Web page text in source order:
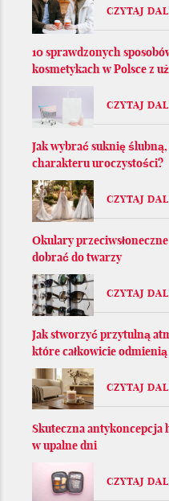
CZYTAJ
10 sprawdzonych
kosmetykach w Polsce z
CZYTAJ
Jak wybrać suknię
charakteru uroczystości?
CZYTAJ
Okulary
dobrać do twarzy
CZYTAJ
Jak stworzyć przytulną
które całkowicie
CZYTAJ
Skuteczna antykoncepcja
w upalne dni
CZYTAJ